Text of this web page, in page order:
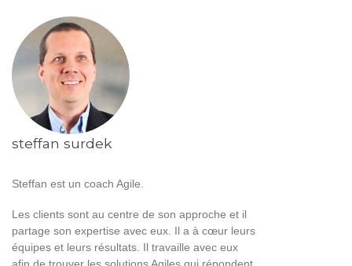
steffan surdek
Steffan est un coach Agile.
Les clients sont au centre de son approche et il
partage son expertise avec eux. Il a à cœur leurs
équipes et leurs résultats. Il travaille avec eux